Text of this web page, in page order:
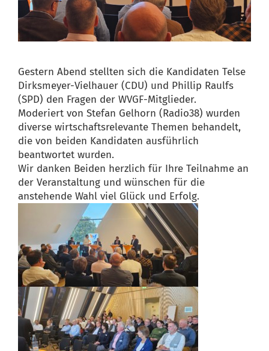
Gestern Abend stellten sich die Kandidaten Telse
Dirksmeyer-Vielhauer (CDU) und Phillip Raulfs
(SPD) den Fragen der WVGF-Mitglieder.
Moderiert von Stefan Gelhorn (Radio38) wurden
diverse wirtschaftsrelevante Themen behandelt,
die von beiden Kandidaten ausführlich
beantwortet wurden.
Wir danken Beiden herzlich für Ihre Teilnahme an
der Veranstaltung und wünschen für die
anstehende Wahl viel Glück und Erfolg.